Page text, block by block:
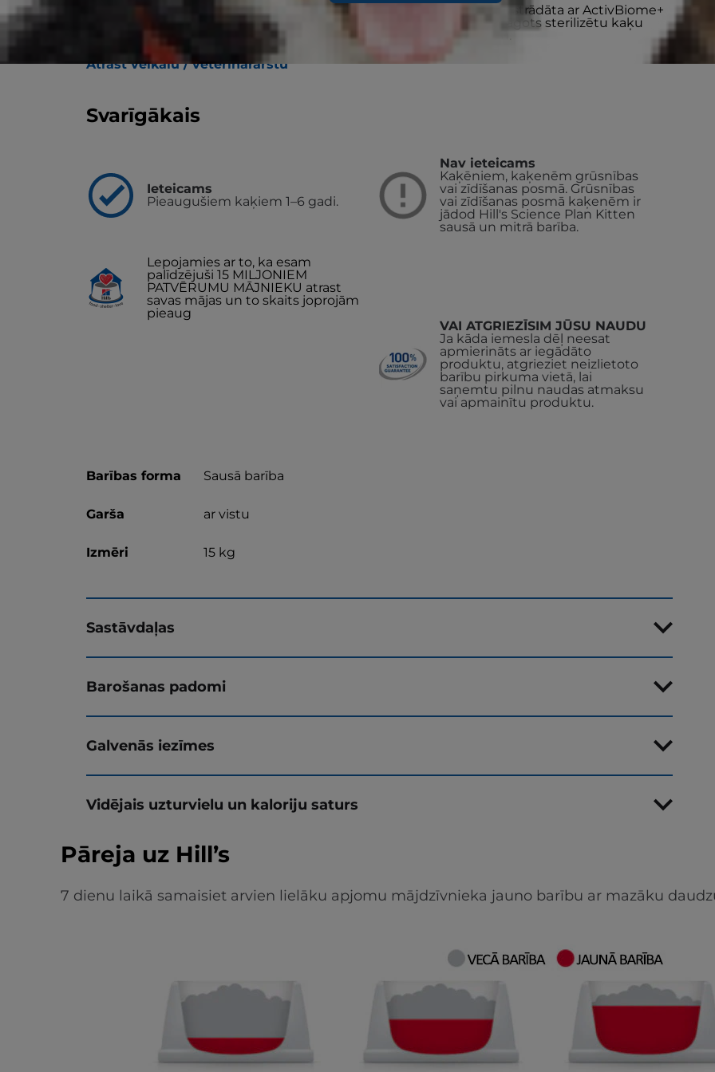
Hill's Science Plan Adult Sterilised Cat sausā barība ar vistu ir īpaši izstrādāta ar ActivBiome+
Multi-Benefit tehnoloģiju. Tas ir precīzi sabalansēts uzturs, kas pielāgots sterilizētu kaķu
vajadzībām, lai palīdzētu tiem saglabāt slaidu un veselīgu augumu.
Atrast veikalu / veterinārārstu
Svarīgākais
Ieteicams
Pieaugušiem kaķiem 1–6 gadi.
Nav ieteicams
Kaķēniem, kaķenēm grūsnības
vai zīdīšanas posmā. Grūsnības
vai zīdīšanas posmā kaķenēm ir
jādod Hill's Science Plan Kitten
sausā un mitrā barība.
Lepojamies ar to, ka esam
palīdzējuši 15 MILJONIEM
PATVĒRUMU MĀJNIEKU atrast
savas mājas un to skaits joprojām
pieaug
VAI ATGRIEZĪSIM JŪSU NAUDU
Ja kāda iemesla dēļ neesat
apmierināts ar iegādāto
produktu, atgrieziet neizlietoto
barību pirkuma vietā, lai
saņemtu pilnu naudas atmaksu
vai apmainītu produktu.
Barības forma Sausā barība
Garša ar vistu
Izmēri 15 kg
Sastāvdaļas
Barošanas padomi
Galvenās iezīmes
Vidējais uzturvielu un kaloriju saturs
Pāreja uz Hill’s
7 dienu laikā samaisiet arvien lielāku apjomu mājdzīvnieka jauno barību ar mazāku